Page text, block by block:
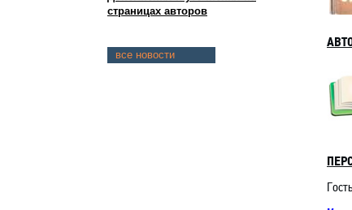
страницах авторов
все новости